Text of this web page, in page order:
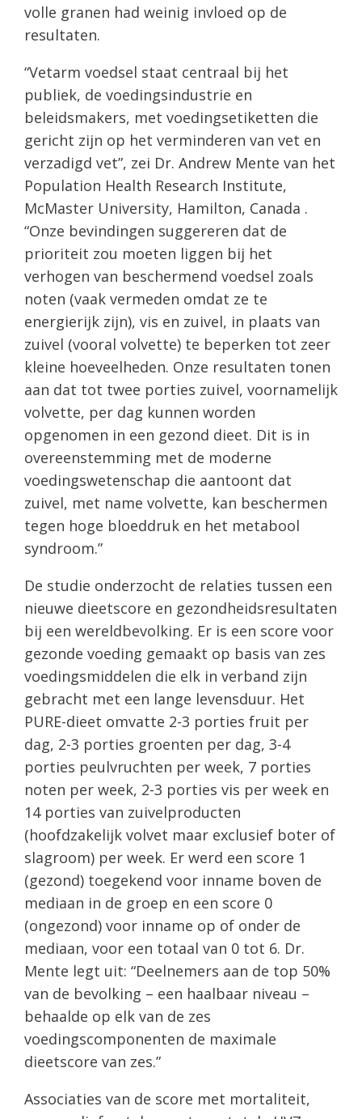
volle granen had weinig invloed op de
resultaten.
“Vetarm voedsel staat centraal bij het
publiek, de voedingsindustrie en
beleidsmakers, met voedingsetiketten die
gericht zijn op het verminderen van vet en
verzadigd vet”, zei Dr. Andrew Mente van het
Population Health Research Institute,
McMaster University, Hamilton, Canada .
“Onze bevindingen suggereren dat de
prioriteit zou moeten liggen bij het
verhogen van beschermend voedsel zoals
noten (vaak vermeden omdat ze te
energierijk zijn), vis en zuivel, in plaats van
zuivel (vooral volvette) te beperken tot zeer
kleine hoeveelheden. Onze resultaten tonen
aan dat tot twee porties zuivel, voornamelijk
volvette, per dag kunnen worden
opgenomen in een gezond dieet. Dit is in
overeenstemming met de moderne
voedingswetenschap die aantoont dat
zuivel, met name volvette, kan beschermen
tegen hoge bloeddruk en het metabool
syndroom.”
De studie onderzocht de relaties tussen een
nieuwe dieetscore en gezondheidsresultaten
bij een wereldbevolking. Er is een score voor
gezonde voeding gemaakt op basis van zes
voedingsmiddelen die elk in verband zijn
gebracht met een lange levensduur. Het
PURE-dieet omvatte 2-3 porties fruit per
dag, 2-3 porties groenten per dag, 3-4
porties peulvruchten per week, 7 porties
noten per week, 2-3 porties vis per week en
14 porties van zuivelproducten
(hoofdzakelijk volvet maar exclusief boter of
slagroom) per week. Er werd een score 1
(gezond) toegekend voor inname boven de
mediaan in de groep en een score 0
(ongezond) voor inname op of onder de
mediaan, voor een totaal van 0 tot 6. Dr.
Mente legt uit: “Deelnemers aan de top 50%
van de bevolking – een haalbaar niveau –
behaalde op elk van de zes
voedingscomponenten de maximale
dieetscore van zes.”
Associaties van de score met mortaliteit,